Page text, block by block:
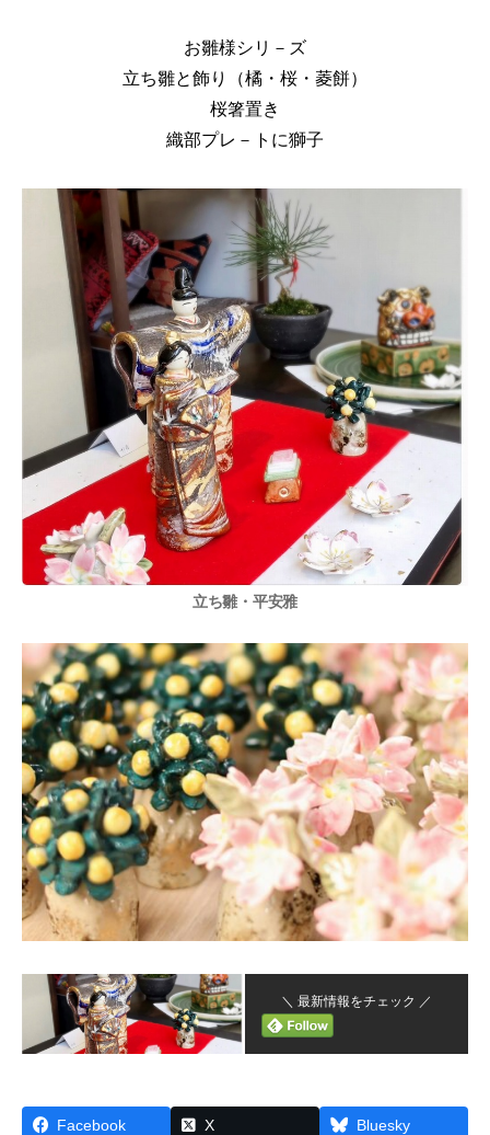
お雛様シリ－ズ
立ち雛と飾り（橘・桜・菱餅）
桜箸置き
織部プレ－トに獅子
立ち雛・平安雅
＼ 最新情報をチェック ／
Facebook X Bluesky